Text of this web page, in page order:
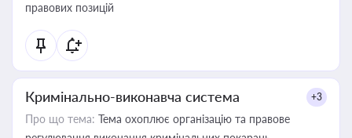
правових позицій
Кримінально-виконавча система +3
Про що тема: Тема охоплює організацію та правове